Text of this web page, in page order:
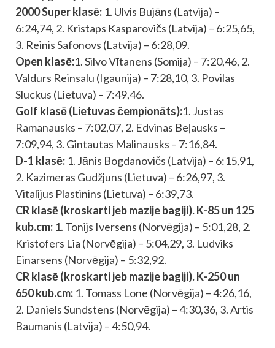
2000 Super klasē: 1. Ulvis Bujāns (Latvija) –
6:24,74, 2. Kristaps Kasparovičs (Latvija) – 6:25,65,
3. Reinis Safonovs (Latvija) – 6:28,09.
Open klasē:1. Silvo Vītanens (Somija) – 7:20,46, 2.
Valdurs Reinsalu (Igaunija) – 7:28,10, 3. Povilas
Sluckus (Lietuva) – 7:49,46.
Golf klasē (Lietuvas čempionāts):1. Justas
Ramanausks – 7:02,07, 2. Edvinas Beļausks –
7:09,94, 3. Gintautas Malinausks – 7:16,84.
D-1 klasē: 1. Jānis Bogdanovičs (Latvija) – 6:15,91,
2. Kazimeras Gudžjuns (Lietuva) – 6:26,97, 3.
Vitalijus Plastinins (Lietuva) – 6:39,73.
CR klasē (kroskarti jeb mazije bagiji). K-85 un 125
kub.cm: 1. Tonijs Iversens (Norvēgija) – 5:01,28, 2.
Kristofers Lia (Norvēgija) – 5:04,29, 3. Ludviks
Einarsens (Norvēgija) – 5:32,92.
CR klasē (kroskarti jeb mazije bagiji). K-250 un
650 kub.cm: 1. Tomass Lone (Norvēgija) – 4:26,16,
2. Daniels Sundstens (Norvēgija) – 4:30,36, 3. Artis
Baumanis (Latvija) – 4:50,94.